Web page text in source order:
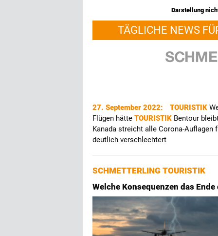
Darstellung
TÄGLICHE NEWS
27. September 2022: TOURISTIK
Flügen hätte TOURISTIK Bentour
Kanada streicht alle Corona-Auflagen
deutlich verschlechtert
SCHMETTERLING TOURISTIK
Welche Konsequenzen das